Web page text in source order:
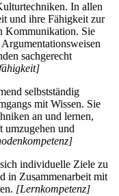
In allen
und ihre Fähigkeit zur
Kommunikation. Sie
sachgerecht
selbstständig
mit Wissen. Sie
an und lernen,
und
individuelle Ziele zu
in Zusammenarbeit mit
[Lernkompetenz]